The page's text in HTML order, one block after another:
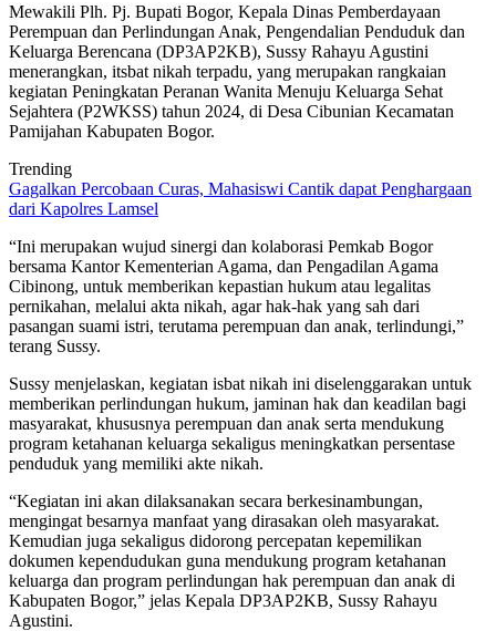
Mewakili Plh. Pj. Bupati Bogor, Kepala Dinas Pemberdayaan
Perempuan dan Perlindungan Anak, Pengendalian Penduduk dan
Keluarga Berencana (DP3AP2KB), Sussy Rahayu Agustini
menerangkan, itsbat nikah terpadu, yang merupakan rangkaian
kegiatan Peningkatan Peranan Wanita Menuju Keluarga Sehat
Sejahtera (P2WKSS) tahun 2024, di Desa Cibunian Kecamatan
Pamijahan Kabupaten Bogor.
Trending
Gagalkan Percobaan Curas, Mahasiswi Cantik dapat Penghargaan
dari Kapolres Lamsel
“Ini merupakan wujud sinergi dan kolaborasi Pemkab Bogor
bersama Kantor Kementerian Agama, dan Pengadilan Agama
Cibinong, untuk memberikan kepastian hukum atau legalitas
pernikahan, melalui akta nikah, agar hak-hak yang sah dari
pasangan suami istri, terutama perempuan dan anak, terlindungi,”
terang Sussy.
Sussy menjelaskan, kegiatan isbat nikah ini diselenggarakan untuk
memberikan perlindungan hukum, jaminan hak dan keadilan bagi
masyarakat, khususnya perempuan dan anak serta mendukung
program ketahanan keluarga sekaligus meningkatkan persentase
penduduk yang memiliki akte nikah.
“Kegiatan ini akan dilaksanakan secara berkesinambungan,
mengingat besarnya manfaat yang dirasakan oleh masyarakat.
Kemudian juga sekaligus didorong percepatan kepemilikan
dokumen kependudukan guna mendukung program ketahanan
keluarga dan program perlindungan hak perempuan dan anak di
Kabupaten Bogor,” jelas Kepala DP3AP2KB, Sussy Rahayu
Agustini.